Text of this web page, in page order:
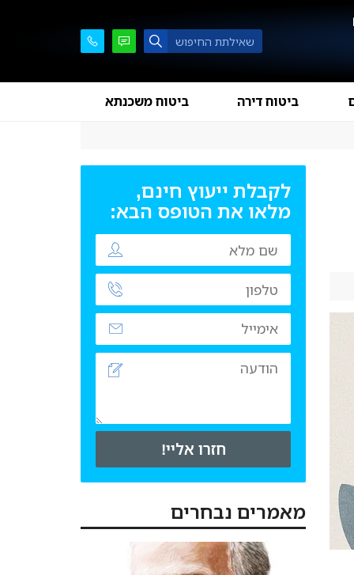
ביטוח דירה ביטוח משכנתא
לקבלת ייעוץ חינם,
מלאו את הטופס הבא:
חזרו אליי!
מאמרים נבחרים